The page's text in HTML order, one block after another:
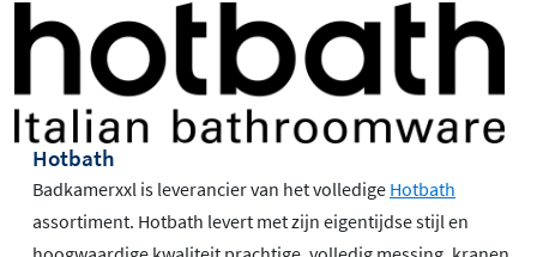
Hotbath
Badkamerxxl is leverancier van het volledige Hotbath
assortiment. Hotbath levert met zijn eigentijdse stijl en